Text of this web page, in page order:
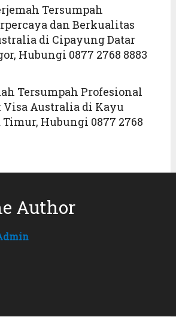
Tersumpah
dan Berkualitas
di Cipayung Datar
Hubungi 0877 2768 8883
Tersumpah Profesional
Australia di Kayu
Hubungi 0877 2768
Author